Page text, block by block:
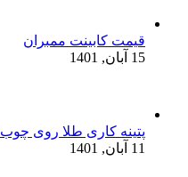
قیمت کابینت ممبران
15 آبان, 1401
پتینه کاری طلا روی چوب
11 آبان, 1401